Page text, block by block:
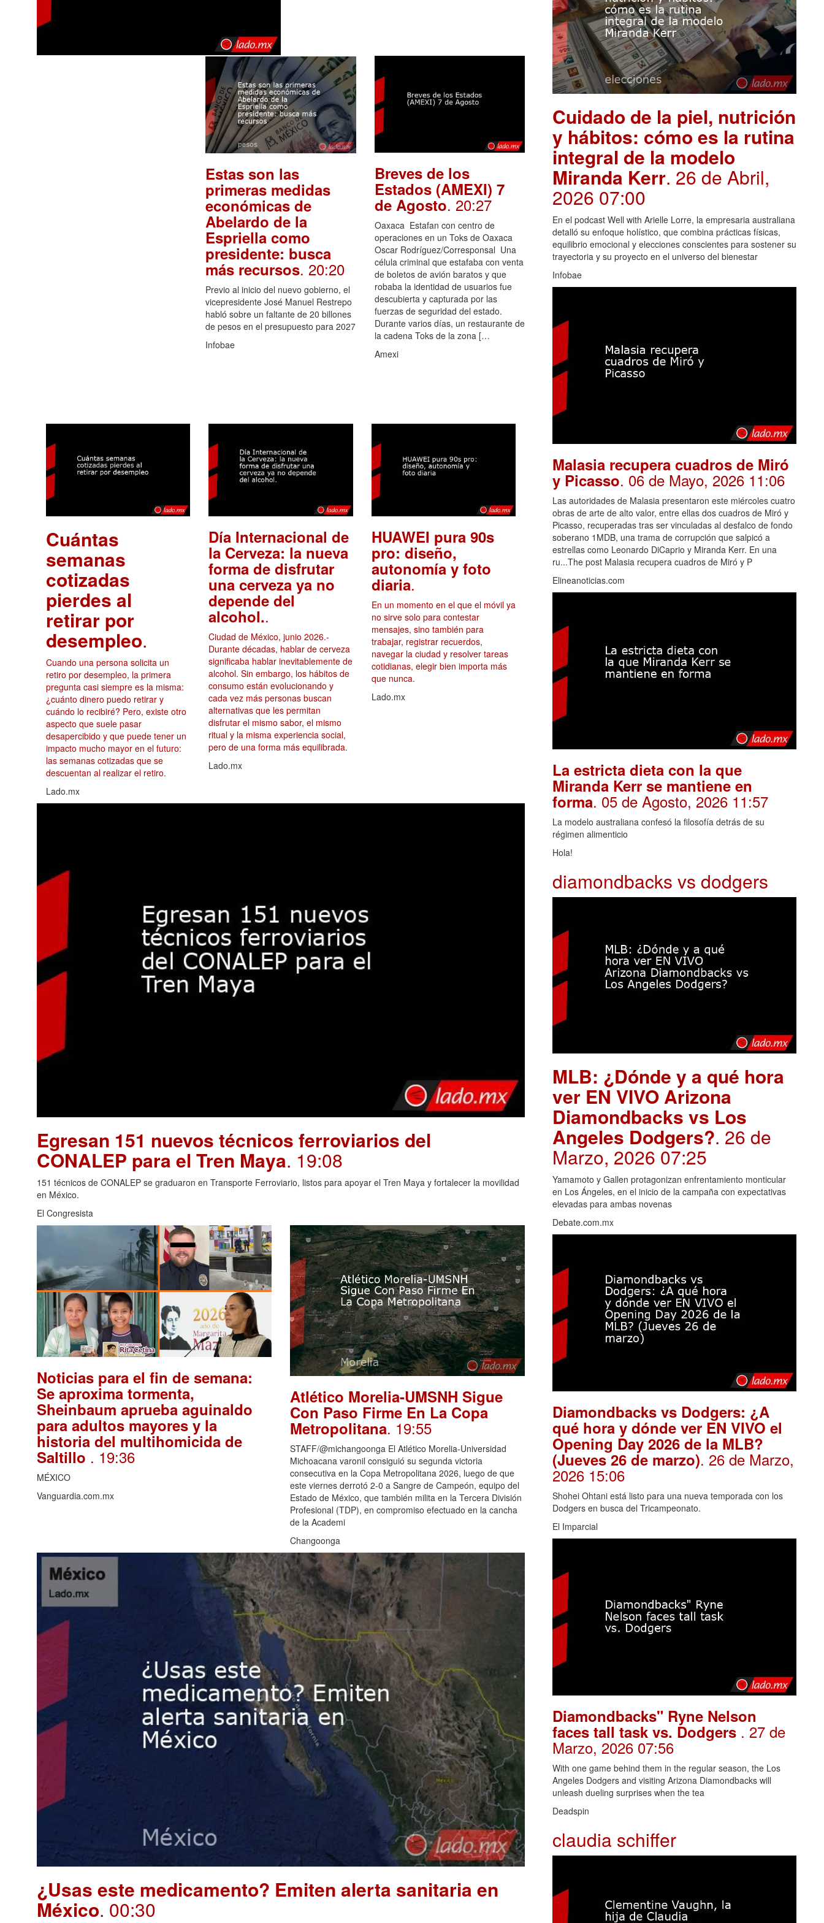
Estas son las
primeras medidas
económicas de
Abelardo de la
Espriella como
presidente: busca
más recursos. 20:20
Previo al inicio del nuevo gobierno, el
vicepresidente José Manuel Restrepo
habló sobre un faltante de 20 billones
de pesos en el presupuesto para 2027
Infobae
Breves de los
Estados (AMEXI) 7
de Agosto. 20:27
Oaxaca Estafan con centro de
operaciones en un Toks de Oaxaca
Oscar Rodríguez/Corresponsal Una
célula criminal que estafaba con venta
de boletos de avión baratos y que
robaba la identidad de usuarios fue
descubierta y capturada por las
fuerzas de seguridad del estado.
Durante varios días, un restaurante de
la cadena Toks de la zona […
Amexi
Cuántas
semanas
cotizadas
pierdes al
retirar por
desempleo.
Cuando una persona solicita un
retiro por desempleo, la primera
pregunta casi siempre es la misma:
¿cuánto dinero puedo retirar y
cuándo lo recibiré? Pero, existe otro
aspecto que suele pasar
desapercibido y que puede tener un
impacto mucho mayor en el futuro:
las semanas cotizadas que se
descuentan al realizar el retiro.
Lado.mx
Día Internacional de
la Cerveza: la nueva
forma de disfrutar
una cerveza ya no
depende del
alcohol..
Ciudad de México, junio 2026.-
Durante décadas, hablar de cerveza
significaba hablar inevitablemente de
alcohol. Sin embargo, los hábitos de
consumo están evolucionando y
cada vez más personas buscan
alternativas que les permitan
disfrutar el mismo sabor, el mismo
ritual y la misma experiencia social,
pero de una forma más equilibrada.
Lado.mx
HUAWEI pura 90s
pro: diseño,
autonomía y foto
diaria.
En un momento en el que el móvil ya
no sirve solo para contestar
mensajes, sino también para
trabajar, registrar recuerdos,
navegar la ciudad y resolver tareas
cotidianas, elegir bien importa más
que nunca.
Lado.mx
Egresan 151 nuevos técnicos ferroviarios del
CONALEP para el Tren Maya. 19:08
151 técnicos de CONALEP se graduaron en Transporte Ferroviario, listos para apoyar el Tren Maya y fortalecer la movilidad
en México.
El Congresista
Noticias para el fin de semana:
Se aproxima tormenta,
Sheinbaum aprueba aguinaldo
para adultos mayores y la
historia del multihomicida de
Saltillo . 19:36
MÉXICO
Vanguardia.com.mx
Atlético Morelia-UMSNH Sigue
Con Paso Firme En La Copa
Metropolitana. 19:55
STAFF/@michangoonga El Atlético Morelia-Universidad
Michoacana varonil consiguió su segunda victoria
consecutiva en la Copa Metropolitana 2026, luego de que
este viernes derrotó 2-0 a Sangre de Campeón, equipo del
Estado de México, que también milita en la Tercera División
Profesional (TDP), en compromiso efectuado en la cancha
de la Academi
Changoonga
¿Usas este medicamento? Emiten alerta sanitaria en
México. 00:30
Cuidado de la piel, nutrición
y hábitos: cómo es la rutina
integral de la modelo
Miranda Kerr. 26 de Abril,
2026 07:00
En el podcast Well with Arielle Lorre, la empresaria australiana
detalló su enfoque holístico, que combina prácticas físicas,
equilibrio emocional y elecciones conscientes para sostener su
trayectoria y su proyecto en el universo del bienestar
Infobae
Malasia recupera cuadros de Miró
y Picasso. 06 de Mayo, 2026 11:06
Las autoridades de Malasia presentaron este miércoles cuatro
obras de arte de alto valor, entre ellas dos cuadros de Miró y
Picasso, recuperadas tras ser vinculadas al desfalco de fondo
soberano 1MDB, una trama de corrupción que salpicó a
estrellas como Leonardo DiCaprio y Miranda Kerr. En una
ru...The post Malasia recupera cuadros de Miró y P
Elineanoticias.com
La estricta dieta con la que
Miranda Kerr se mantiene en
forma. 05 de Agosto, 2026 11:57
La modelo australiana confesó la filosofía detrás de su
régimen alimenticio
Hola!
diamondbacks vs dodgers
MLB: ¿Dónde y a qué hora
ver EN VIVO Arizona
Diamondbacks vs Los
Angeles Dodgers?. 26 de
Marzo, 2026 07:25
Yamamoto y Gallen protagonizan enfrentamiento monticular
en Los Ángeles, en el inicio de la campaña con expectativas
elevadas para ambas novenas
Debate.com.mx
Diamondbacks vs Dodgers: ¿A
qué hora y dónde ver EN VIVO el
Opening Day 2026 de la MLB?
(Jueves 26 de marzo). 26 de Marzo,
2026 15:06
Shohei Ohtani está listo para una nueva temporada con los
Dodgers en busca del Tricampeonato.
El Imparcial
Diamondbacks" Ryne Nelson
faces tall task vs. Dodgers . 27 de
Marzo, 2026 07:56
With one game behind them in the regular season, the Los
Angeles Dodgers and visiting Arizona Diamondbacks will
unleash dueling surprises when the tea
Deadspin
claudia schiffer